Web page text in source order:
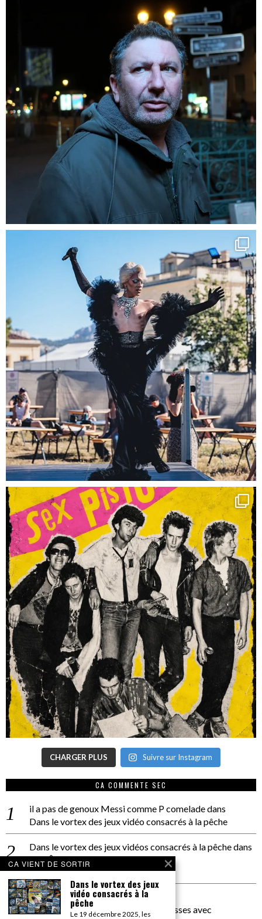
CHARGER PLUS Suivre sur Instagram
CA COMMENTE SEC
il a pas de genoux Messi comme P comeladedans
Dans le vortex des jeux vidéo consacrés à la pêche
Dans le vortex des jeux vidéos consacrés à la pêchedans
PACÔME THIELLEMENT
La séance d’Hip Gnose
La Patrie
dans
On a parlé Dolce Vita et lutte des classes avec
CA VIENT DE SORTIR
Dans le vortex des jeux
vidéo consacrés à la
pêche
Le 19 décembre 2025, les